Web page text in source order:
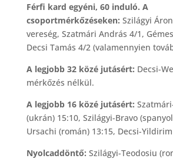
Férfi kard egyéni, 60 induló. A
csoportmérkőzéseken: Szilágyi
vereség, Szatmári András 4/1,
Decsi Tamás 4/2 (valamennyien
A legjobb 32 közé jutásért: Decsi-
mérkőzés nélkül.
A legjobb 16 közé jutásért:
(ukrán) 15:10, Szilágyi-Bravo
Ursachi (román) 13:15, Decsi-
Nyolcaddöntő: Szilágyi-Teodosiu